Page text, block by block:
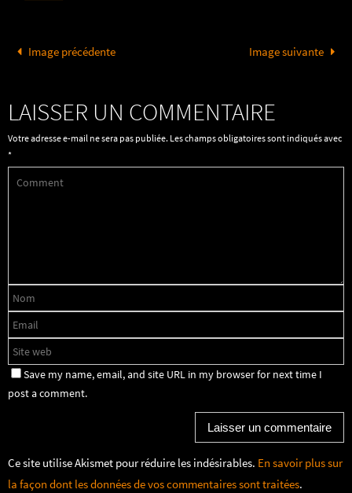
Image précédente Image suivante
LAISSER UN COMMENTAIRE
Votre adresse e-mail ne sera pas publiée. Les champs obligatoires sont indiqués avec
*
Save my name, email, and site URL in my browser for next time I
post a comment.
Ce site utilise Akismet pour réduire les indésirables. En savoir plus sur
la façon dont les données de vos commentaires sont traitées.